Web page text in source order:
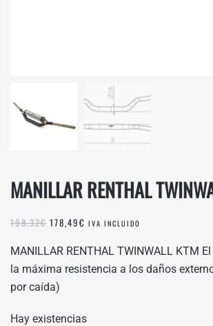
MANILLAR RENTHAL
198,32€ EL
ORIGINAL
ERA:
198,32€.
178,49€ EL
ACTUAL
ES:
178,49€.
IVA INCLUIDO
MANILLAR RENTHAL TWINWALL KTM
la máxima resistencia a los daños
por caída)
Hay existencias